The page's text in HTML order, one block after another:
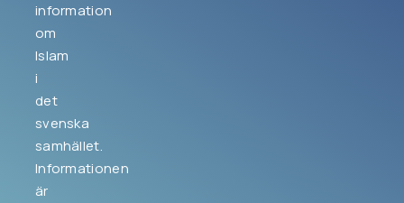
information
om
Islam
i
det
svenska
samhället.
Informationen
är